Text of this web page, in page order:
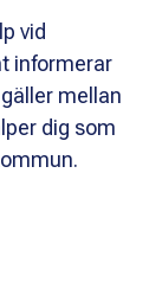
vid
informerar
mellan
dig som